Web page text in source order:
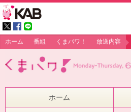
ホーム 番組 くまパワ！ 放送内容
ホーム